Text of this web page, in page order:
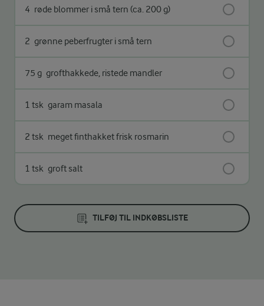
4 røde blommer i små tern (ca. 200 g)
2 grønne peberfrugter i små tern
75 g grofthakkede, ristede mandler
1 tsk garam masala
2 tsk meget finthakket frisk rosmarin
1 tsk groft salt
TILFØJ TIL INDKØBSLISTE